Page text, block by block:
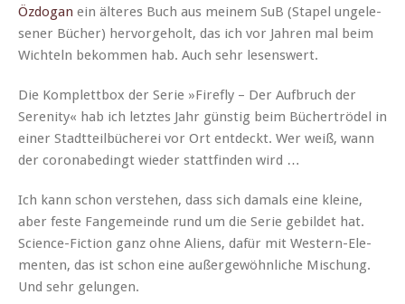
Özdo­gan ein älteres Buch aus meinem SuB (Stapel unge­le­
sen­er Büch­er) her­vorge­holt, das ich vor Jahren mal beim
Wichteln bekom­men hab. Auch sehr lesenswert.
Die Kom­plet­tbox der Serie »Fire­fly – Der Auf­bruch der
Seren­i­ty« hab ich let­ztes Jahr gün­stig beim Büchertrödel in
ein­er Stadt­teil­bücherei vor Ort ent­deckt. Wer weiß, wann
der coro­n­abe­d­ingt wieder stat­tfind­en wird …
Ich kann schon ver­ste­hen, dass sich damals eine kleine,
aber feste Fange­meinde rund um die Serie gebildet hat.
Sci­ence-Fic­tion ganz ohne Aliens, dafür mit West­ern-Ele­
menten, das ist schon eine außergewöhn­liche Mis­chung.
Und sehr gelungen.